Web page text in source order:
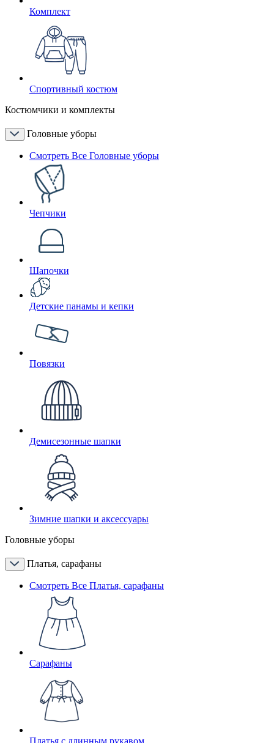
Комплект
Спортивный костюм
Костюмчики и комплекты
Головные уборы
Смотреть Все Головные уборы
Чепчики
Шапочки
Детские панамы и кепки
Повязки
Демисезонные шапки
Зимние шапки и аксессуары
Головные уборы
Платья, сарафаны
Смотреть Все Платья, сарафаны
Сарафаны
Платья с длинным рукавом